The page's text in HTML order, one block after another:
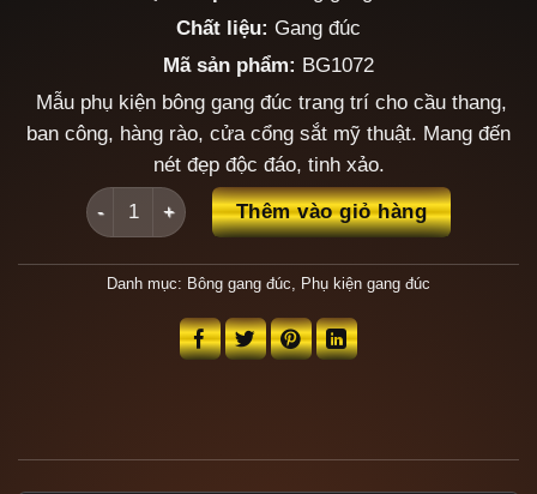
Chất liệu: Gang đúc
Mã sản phẩm: BG1072
Mẫu phụ kiện bông gang đúc trang trí cho cầu thang,
ban công, hàng rào, cửa cổng sắt mỹ thuật. Mang đến
nét đẹp độc đáo, tinh xảo.
Bông gang đúc BG1072 số lượng
Thêm vào giỏ hàng
Danh mục: Bông gang đúc Phụ kiện gang đúc